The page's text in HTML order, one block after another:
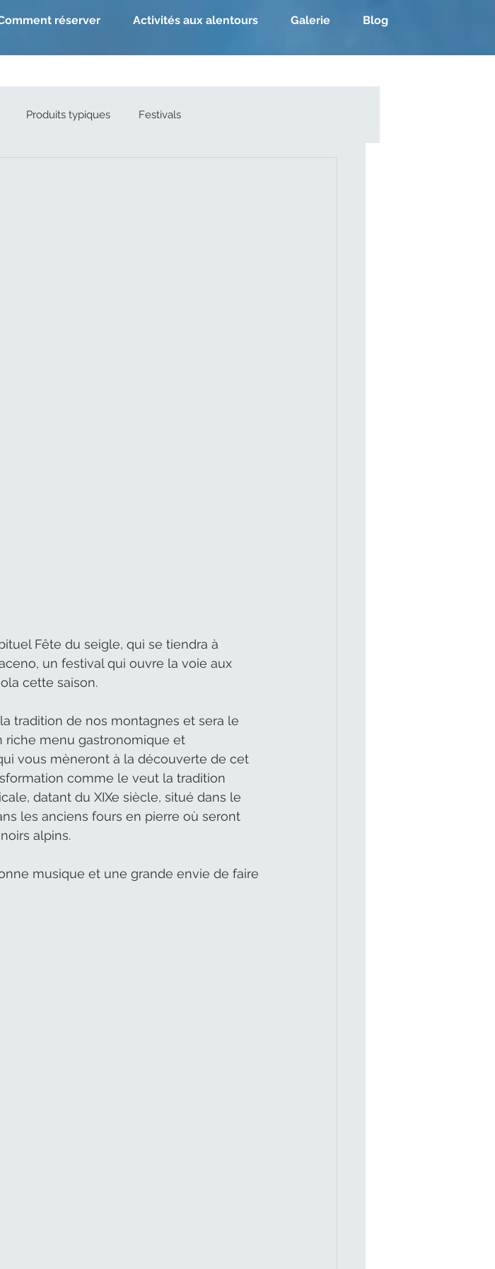
réserver Activités aux alentours Galerie Blog
Produits typiques Festivals
Fête du seigle, qui se tiendra à
un festival qui ouvre la voie aux
cette saison.
tradition de nos montagnes et sera le
riche menu gastronomique et
vous mèneront à la découverte de cet
comme le veut la tradition
datant du XIXe siècle, situé dans le
les anciens fours en pierre où seront
alpins.
musique et une grande envie de faire